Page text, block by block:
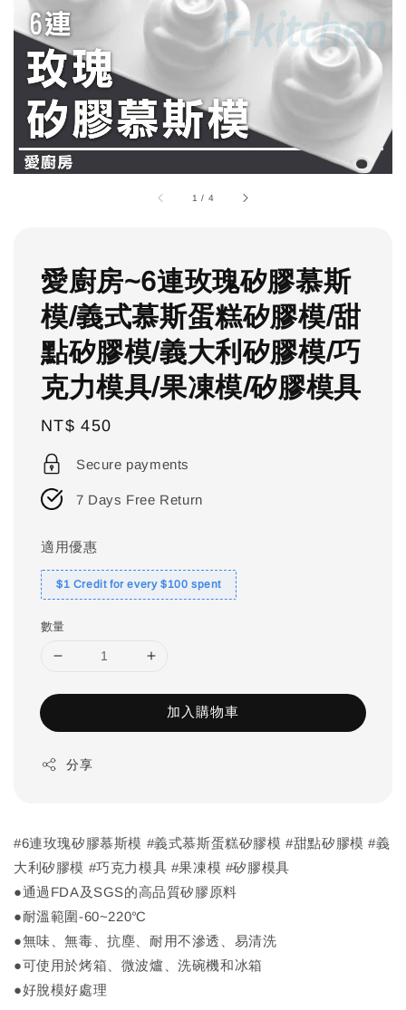
1 / 4
愛廚房~6連玫瑰矽膠慕斯
模/義式慕斯蛋糕矽膠模/甜
點矽膠模/義大利矽膠模/巧
克力模具/果凍模/矽膠模具
Regular
price
NT$ 450
Secure payments
7 Days Free Return
適用優惠
$1 Credit for every $100 spent
數量
加入購物車
分享
#6連玫瑰矽膠慕斯模 #義式慕斯蛋糕矽膠模 #甜點矽膠模 #義
大利矽膠模 #巧克力模具 #果凍模 #矽膠模具
●通過FDA及SGS的高品質矽膠原料
●耐溫範圍-60~220℃
●無味、無毒、抗塵、耐用不滲透、易清洗
●可使用於烤箱、微波爐、洗碗機和冰箱
●好脫模好處理